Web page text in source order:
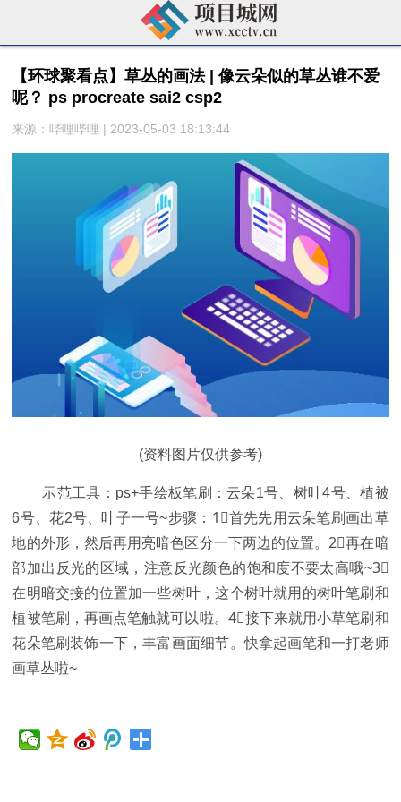
【环球聚看点】草丛的画法 | 像云朵似的草丛谁不爱
呢？ ps procreate sai2 csp2
来源：哔哩哔哩 | 2023-05-03 18:13:44
(资料图片仅供参考)
示范工具：ps+手绘板笔刷：云朵1号、树叶4号、植被
6号、花2号、叶子一号~步骤：1⃣首先先用云朵笔刷画出草
地的外形，然后再用亮暗色区分一下两边的位置。2⃣再在暗
部加出反光的区域，注意反光颜色的饱和度不要太高哦~3⃣
在明暗交接的位置加一些树叶，这个树叶就用的树叶笔刷和
植被笔刷，再画点笔触就可以啦。4⃣接下来就用小草笔刷和
花朵笔刷装饰一下，丰富画面细节。快拿起画笔和一打老师
画草丛啦~